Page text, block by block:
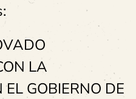
LA
GOBIERNO DE